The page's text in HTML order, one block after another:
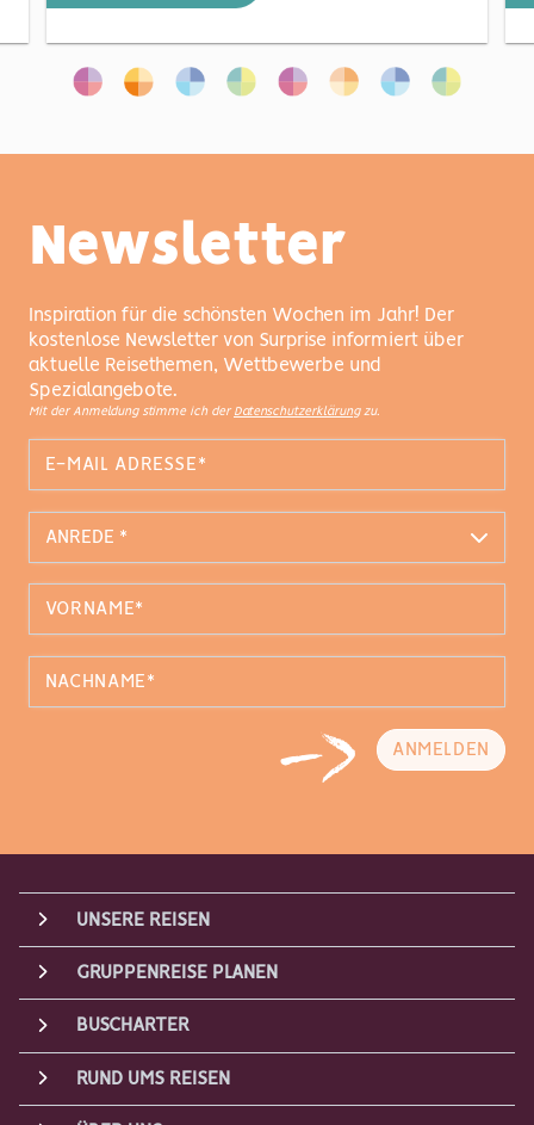
Newsletter
Inspiration für die schönsten Wochen im Jahr! Der
kostenlose Newsletter von Surprise informiert über
aktuelle Reisethemen, Wettbewerbe und
Spezialangebote.
Mit der Anmeldung stimme ich der Datenschutzerklärungzu.
ANMELDEN
UNSERE REISEN
GRUPPENREISE PLANEN
BUSCHARTER
RUND UMS REISEN